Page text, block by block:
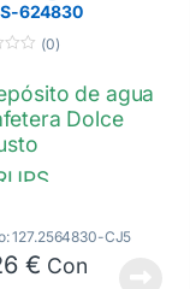
por los
de la
622718,
624830
(0)
de agua
Dolce
XS
800ml.
127.2564830-CJ5
€ Con